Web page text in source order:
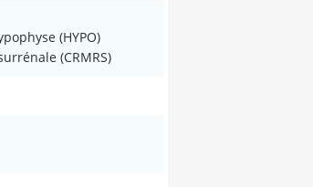
(HYPO)
(CRMRS)